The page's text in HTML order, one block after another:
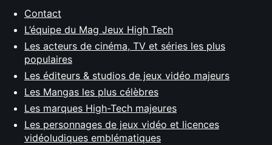
Contact
L’équipe du Mag Jeux High Tech
Les acteurs de cinéma, TV et séries les plus
populaires
Les éditeurs & studios de jeux vidéo majeurs
Les Mangas les plus célèbres
Les marques High-Tech majeures
Les personnages de jeux vidéo et licences
vidéoludiques emblématiques